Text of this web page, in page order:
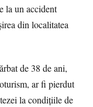
la un accident
din localitatea
de 38 de ani,
ar fi pierdut
la condițiile de